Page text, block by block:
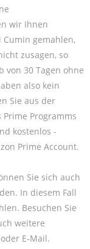
wir Ihnen
Cumin gemahlen,
zusagen, so
von 30 Tagen ohne
also kein
Sie aus der
Programms
kostenlos -
Prime Account.
Sie sich auch
In diesem Fall
Besuchen Sie
weitere
E-Mail.